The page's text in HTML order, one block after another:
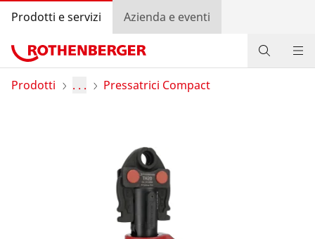
Prodotti e servizi Azienda e eventi
Prodotti
Prodotti . . . Pressatrici Compact